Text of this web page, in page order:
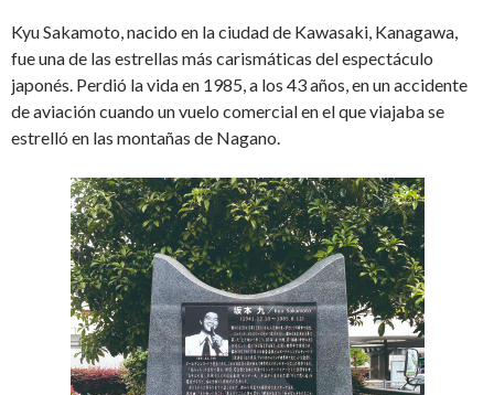
Kyu Sakamoto, nacido en la ciudad de Kawasaki, Kanagawa,
fue una de las estrellas más carismáticas del espectáculo
japonés. Perdió la vida en 1985, a los 43 años, en un accidente
de aviación cuando un vuelo comercial en el que viajaba se
estrelló en las montañas de Nagano.